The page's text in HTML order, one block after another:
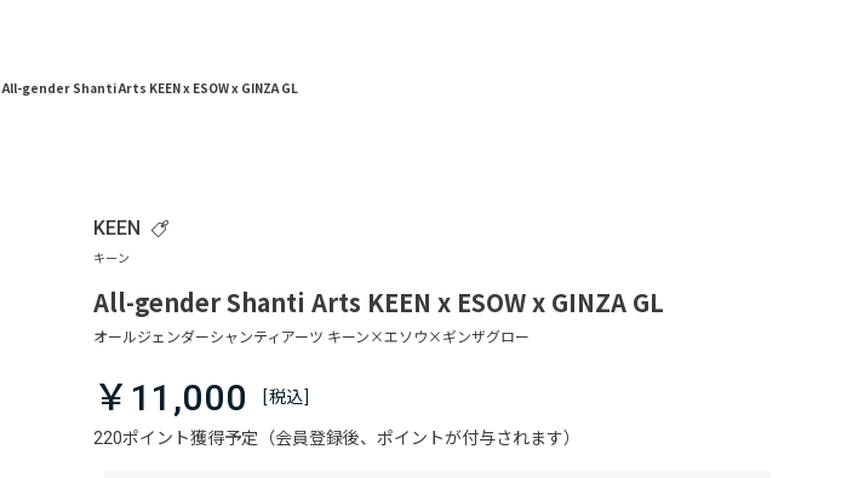
All-gender Shanti Arts KEEN x ESOW x GINZA GL
KEEN
All-gender Shanti Arts KEEN x ESOW x GINZA GL
220ポイント獲得予定（会員登録後、ポイントが付与されます）
￥11,000